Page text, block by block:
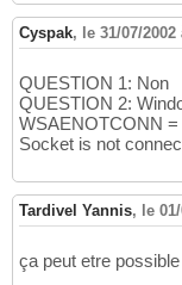
Cyspak, le 31/07/2002
QUESTION 1: Non
QUESTION 2:
WSAENOTCONN =
Socket is not
Tardivel Yannis, le
ça peut etre